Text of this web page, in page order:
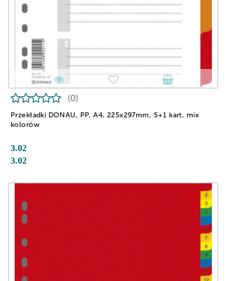
Przekładki DONAU, PP, A4, 225x297mm, 5+1 kart, mix
kolorów
(0)
3.02
3.02